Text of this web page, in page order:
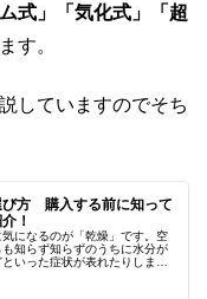
ム式」「気化式」「超
す。
していますのでそち
び方 購入する前に知って
！
になるのが「乾燥」です。空
知らず知らずのうちに水分が
いった症状が表れたりしま